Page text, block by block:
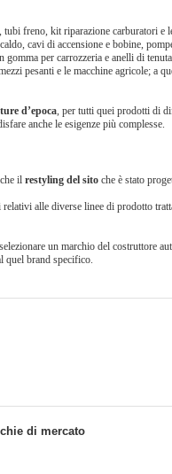
freno, kit riparazione carburatori e
cavi di accensione e bobine,
per carrozzeria e anelli di
pesanti e le macchine agricole; a
d’epoca, per tutti quei prodotti di
anche le esigenze più complesse.
il restyling del sito che è stato
alle diverse linee di prodotto
un marchio del costruttore
quel brand specifico.
di mercato